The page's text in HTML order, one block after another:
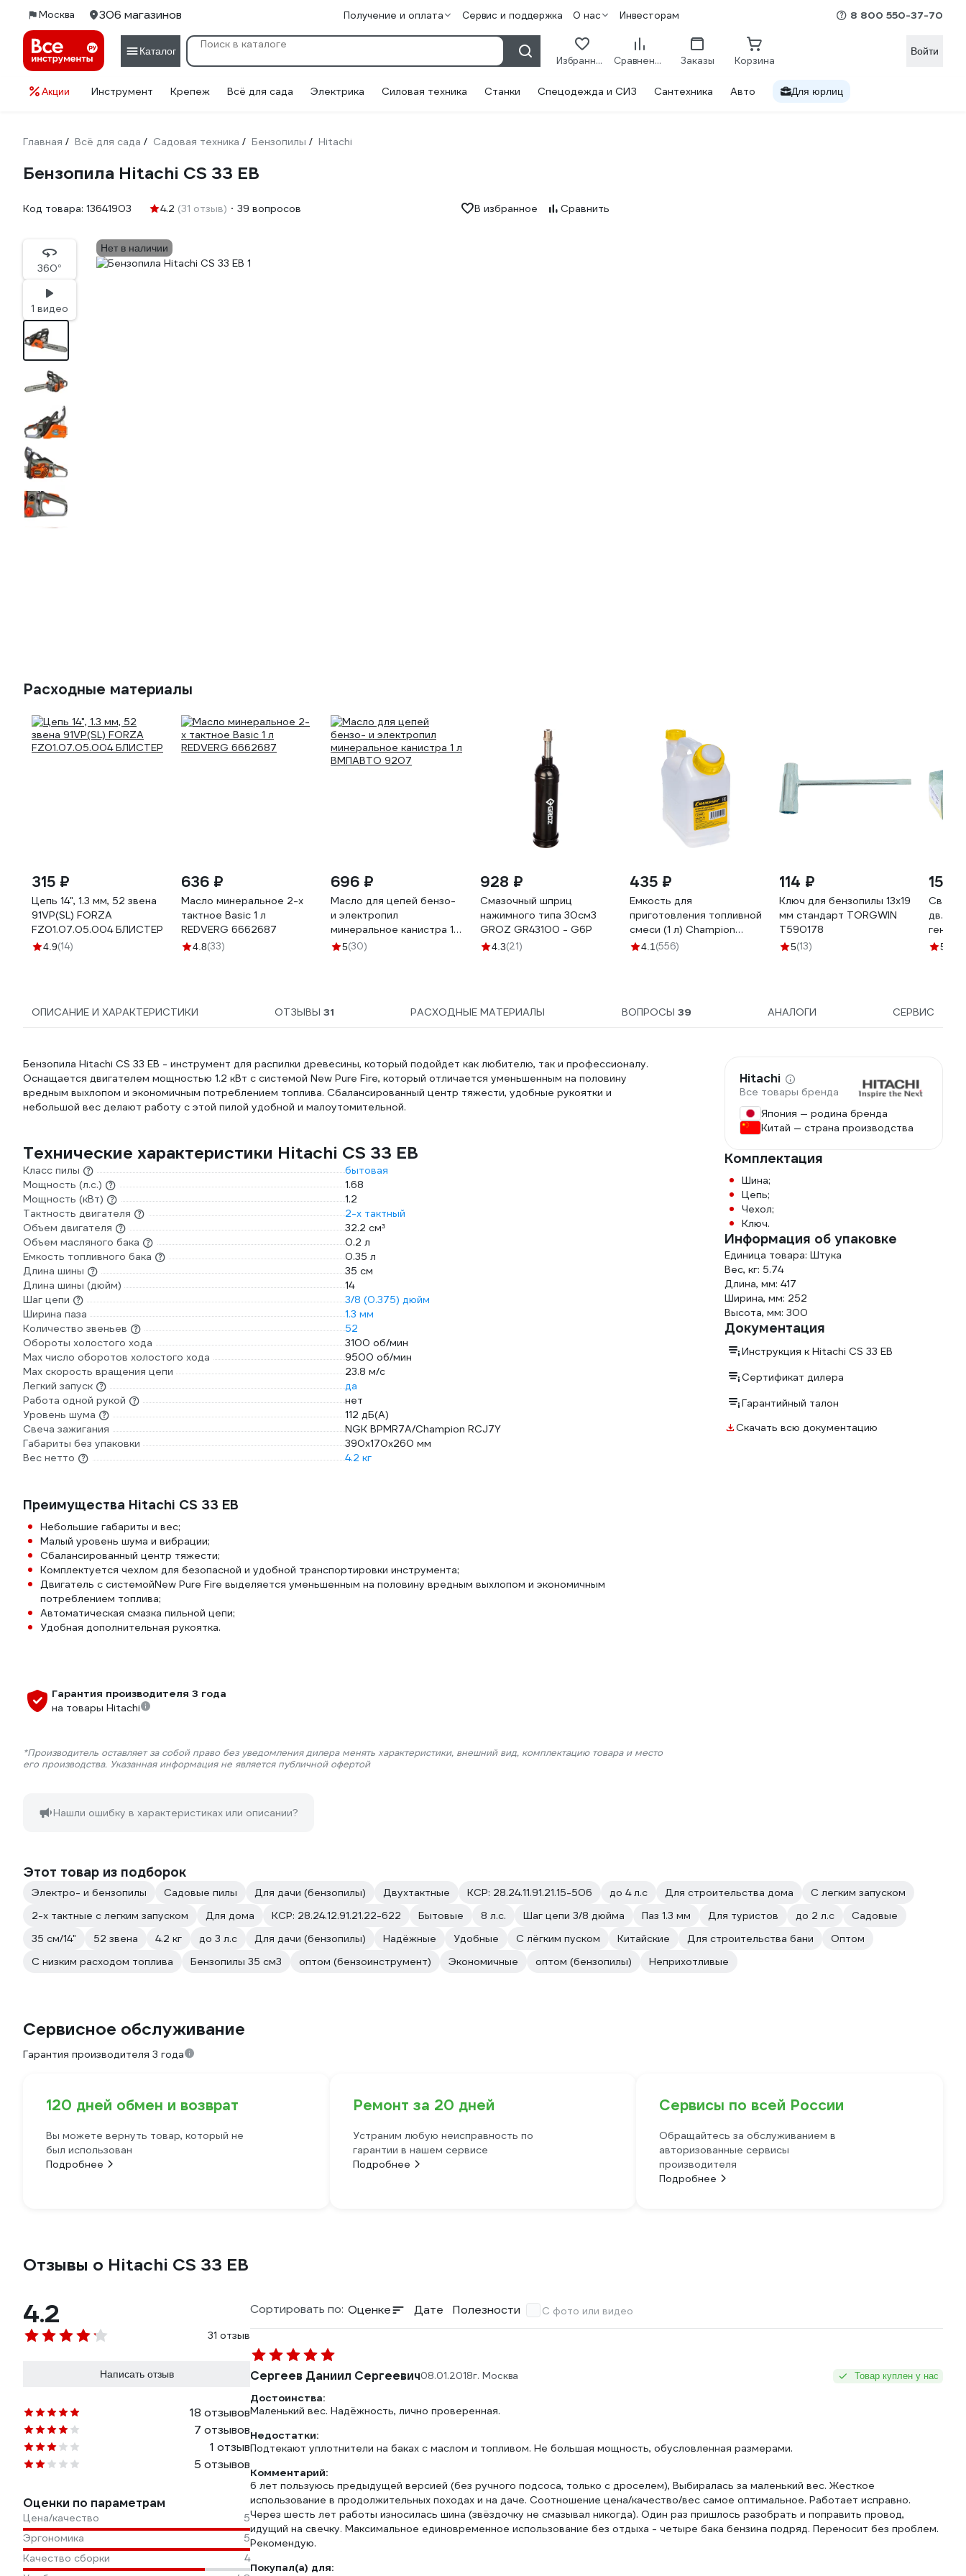
Москва 306 магазинов Получение и оплата Сервис и поддержка О нас Инвесторам 8 800 550-37-70
Каталог
Избранное Сравнение Заказы Корзина
Войти
Акции Инструмент Крепеж Всё для сада Электрика Силовая техника Станки Спецодежда и СИЗ Сантехника Авто Для юрлиц
Главная / Всё для сада / Садовая техника / Бензопилы / Hitachi
Бензопила Hitachi CS 33 EB
Код товара: 13641903 4.2 (31 отзыв) 39 вопросов В избранное Сравнить
360°
1 видео
Нет в наличии
Расходные материалы
315 ₽
Цепь 14", 1.3 мм, 52 звена
91VP(SL) FORZA
FZ01.07.05.004 БЛИСТЕР
4.9(14)
636 ₽
Масло минеральное 2-х
тактное Basic 1 л
REDVERG 6662687
4.8(33)
696 ₽
Масло для цепей бензо-
и электропил
минеральное канистра 1 л
ВМПАВТО 9207
5(30)
928 ₽
Смазочный шприц
нажимного типа 30см3
GROZ GR43100 - G6P
4.3(21)
435 ₽
Емкость для
приготовления топливной
смеси (1 л) Champion
C1010
4.1 (556)
114 ₽
Ключ для бензопилы 13x19
мм стандарт TORGWIN
T590178
5(13)
150
Свеча
дв.,
5
ОПИСАНИЕ И ХАРАКТЕРИСТИКИ ОТЗЫВЫ31 РАСХОДНЫЕ МАТЕРИАЛЫ ВОПРОСЫ 39 АНАЛОГИ СЕРВИС
Бензопила Hitachi CS 33 EB - инструмент для распилки древесины, который подойдет как любителю, так и профессионалу.
Оснащается двигателем мощностью 1.2 кВт с системой New Pure Fire, который отличается уменьшенным на половину
вредным выхлопом и экономичным потреблением топлива. Сбалансированный центр тяжести, удобные рукоятки и
небольшой вес делают работу с этой пилой удобной и малоутомительной.
Технические характеристики Hitachi CS 33 EB
Класс пилы
бытовая
Мощность (л.с.)
1.68
Мощность (кВт)
1.2
Тактность двигателя
2-х тактный
Объем двигателя
32.2 см³
Объем масляного бака
0.2 л
Емкость топливного бака
0.35 л
Длина шины
35 см
Длина шины (дюйм)
14
Шаг цепи
3/8 (0.375) дюйм
Ширина паза
1.3 мм
Количество звеньев
52
Обороты холостого хода
3100 об/мин
Мах число оборотов холостого хода
9500 об/мин
Мах скорость вращения цепи
23.8 м/с
Легкий запуск
да
Работа одной рукой
нет
Уровень шума
112 дБ(А)
Свеча зажигания
NGK BPMR7A/Champion RCJ7Y
Габариты без упаковки
390х170х260 мм
Вес нетто
4.2 кг
Преимущества Hitachi CS 33 EB
Небольшие габариты и вес;
Малый уровень шума и вибрации;
Сбалансированный центр тяжести;
Комплектуется чехлом для безопасной и удобной транспортировки инструмента;
Двигатель с системойNew Pure Fire выделяется уменьшенным на половину вредным выхлопом и экономичным
потреблением топлива;
Автоматическая смазка пильной цепи;
Удобная дополнительная рукоятка.
Гарантия производителя 3 года
на товары Hitachi
*Производитель оставляет за собой право без уведомления дилера менять характеристики, внешний вид, комплектацию товара и место
его производства. Указанная информация не является публичной офертой
Нашли ошибку в характеристиках или описании?
Hitachi
Все товары бренда
Япония — родина бренда
Китай — страна производства
Комплектация
Шина;
Цепь;
Чехол;
Ключ.
Информация об упаковке
Единица товара: Штука
Вес, кг: 5.74
Длина, мм: 417
Ширина, мм: 252
Высота, мм: 300
Документация
Инструкция к Hitachi CS 33 EB
Сертификат дилера
Гарантийный талон
Скачать всю документацию
Этот товар из подборок
Электро- и бензопилы Садовые пилы Для дачи (бензопилы) Двухтактные КСР: 28.24.11.91.21.15-506 до 4 л.с Для строительства дома
С легким запуском
2-х тактные с легким запуском
Для дома КСР: 28.24.12.91.21.22-622 Бытовые 8 л.с. Шаг цепи 3/8 дюйма Паз 1.3 мм Для туристов до 2 л.с
Садовые
35 см/14"
52 звена 4.2 кг до 3 л.с Для дачи (бензопилы) Надёжные Удобные С лёгким пуском Китайские Для строительства бани
Оптом
С низким расходом топлива
Бензопилы 35 см3 оптом (бензоинструмент) Экономичные оптом (бензопилы) Неприхотливые
Сервисное обслуживание
Гарантия производителя 3 года
120 дней обмен и возврат
Вы можете вернуть товар, который не
был использован
Подробнее
Ремонт за 20 дней
Устраним любую неисправность по
гарантии в нашем сервисе
Подробнее
Сервисы по всей России
Обращайтесь за обслуживанием в
авторизованные сервисы
производителя
Подробнее
Отзывы о Hitachi CS 33 EB
4.2
31 отзыв
Написать отзыв
18 отзывов
7 отзывов
1 отзыв
5 отзывов
Оценки по параметрам
Цена/качество
5
Эргономика
5
Качество сборки
4
Сортировать по: Оценке Дате Полезности С фото или видео
Сергеев Даниил Сергеевич08.01.2018г. Москва Товар куплен у нас
Достоинства:
Маленький вес. Надёжность, лично проверенная.
Недостатки:
Подтекают уплотнители на баках с маслом и топливом. Не большая мощность, обусловленная размерами.
Комментарий:
6 лет пользуюсь предыдущей версией (без ручного подсоса, только с дроселем), Выбиралась за маленький вес. Жесткое
использование в продолжительных походах и на даче. Соотношение цена/качество/вес самое оптимальное. Работает исправно.
Через шесть лет работы износилась шина (звёздочку не смазывал никогда). Один раз пришлось разобрать и поправить провод,
идущий на свечку. Максимальное единовременное использование без отдыха - четыре бака бензина подряд. Переносит без проблем.
Рекомендую.
Покупал(а) для: